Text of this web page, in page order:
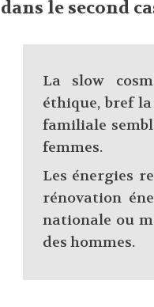
dans le second
La slow
éthique, bref
familiale
femmes.
Les énergies
rénovation
nationale ou
des hommes.